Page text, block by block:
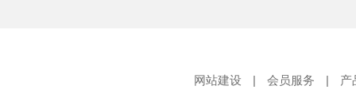
网站建设 | 会员服务 | 产